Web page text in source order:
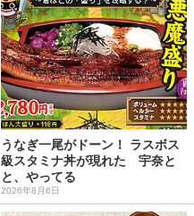
うなぎ一尾がドーン！ ラスボス
級スタミナ丼が現れた 宇奈と
と、やってる
2026年8月6日